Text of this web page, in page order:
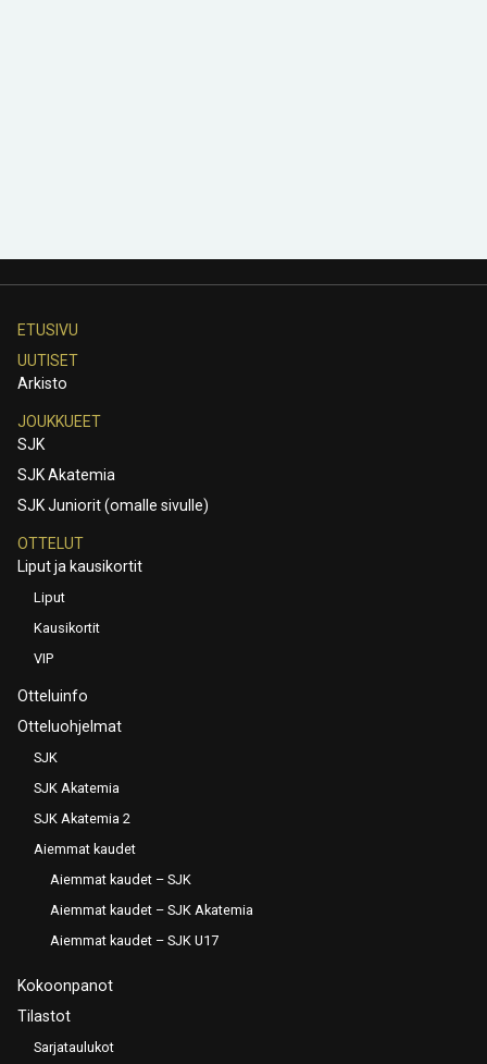
ETUSIVU
UUTISET
Arkisto
JOUKKUEET
SJK
SJK Akatemia
SJK Juniorit (omalle sivulle)
OTTELUT
Liput ja kausikortit
Liput
Kausikortit
VIP
Otteluinfo
Otteluohjelmat
SJK
SJK Akatemia
SJK Akatemia 2
Aiemmat kaudet
Aiemmat kaudet – SJK
Aiemmat kaudet – SJK Akatemia
Aiemmat kaudet – SJK U17
Kokoonpanot
Tilastot
Sarjataulukot